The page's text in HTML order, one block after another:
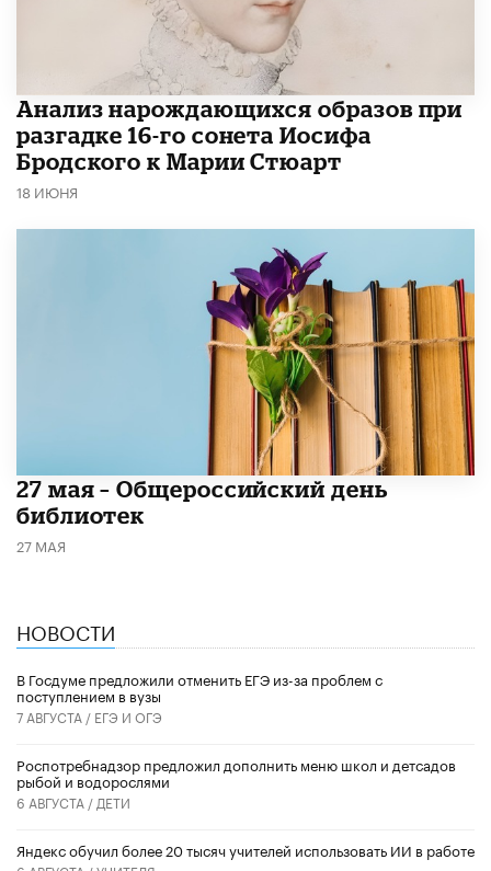
Анализ нарождающихся образов при
разгадке 16-го сонета Иосифа
Бродского к Марии Стюарт
18 ИЮНЯ
​27 мая – Общероссийский день
библиотек
27 МАЯ
НОВОСТИ
В Госдуме предложили отменить ЕГЭ из-за проблем с
поступлением в вузы
7 АВГУСТА / ЕГЭ И ОГЭ
Роспотребнадзор предложил дополнить меню школ и детсадов
рыбой и водорослями
6 АВГУСТА / ДЕТИ
​Яндекс обучил более 20 тысяч учителей использовать ИИ в работе